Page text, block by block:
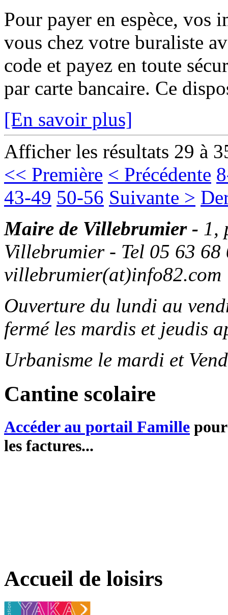
Pour payer en espèce, vos
vous chez votre buraliste
code et payez en toute
par carte bancaire. Ce
[En savoir plus]
Afficher les résultats 29 à
<< Première < Précédente
43-49 50-56 Suivante >
Maire de Villebrumier - 1,
Villebrumier - Tel 05 63
villebrumier(at)info82.com
Ouverture du lundi au
fermé les mardis et jeudis
Urbanisme le mardi et
Cantine scolaire
Accéder au portail Famille
les factures...
Accueil de loisirs